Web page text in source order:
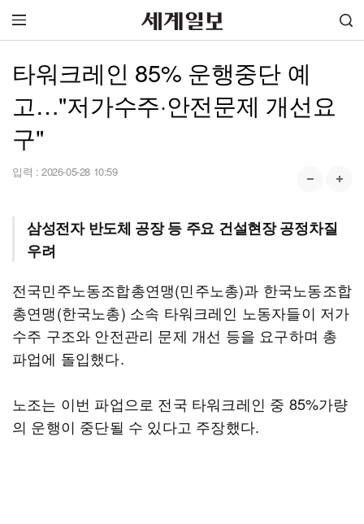
타워크레인 85% 운행중단 예
고…"저가수주·안전문제 개선요
구"
입력 : 2026-05-28 10:59
삼성전자 반도체 공장 등 주요 건설현장 공정차질
우려
전국민주노동조합총연맹(민주노총)과 한국노동조합
총연맹(한국노총) 소속 타워크레인 노동자들이 저가
수주 구조와 안전관리 문제 개선 등을 요구하며 총
파업에 돌입했다.
노조는 이번 파업으로 전국 타워크레인 중 85%가량
의 운행이 중단될 수 있다고 주장했다.